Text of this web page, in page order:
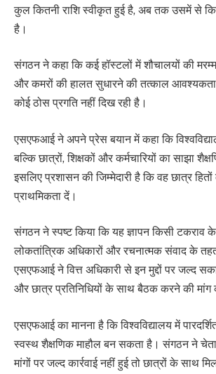
कुल कितनी राशि स्वीकृत हुई है, अब तक उसमें से
है।
संगठन ने कहा कि कई हॉस्टलों में शौचालयों की
और कमरों की हालत सुधारने की तत्काल
कोई ठोस प्रगति नहीं दिख रही है।
एसएफआई ने अपने प्रेस बयान में कहा कि
बल्कि छात्रों, शिक्षकों और कर्मचारियों का साझा
इसलिए प्रशासन की जिम्मेदारी है कि वह छात्र हितों
प्राथमिकता दें।
संगठन ने स्पष्ट किया कि यह ज्ञापन किसी टकराव
लोकतांत्रिक अधिकारों और रचनात्मक संवाद के
एसएफआई ने वित्त अधिकारी से इन मुद्दों पर जल्द
और छात्र प्रतिनिधियों के साथ बैठक करने की मांग
एसएफआई का मानना है कि विश्वविद्यालय में
स्वस्थ शैक्षणिक माहौल बन सकता है। संगठन ने
मांगों पर जल्द कार्रवाई नहीं हुई तो छात्रों के साथ